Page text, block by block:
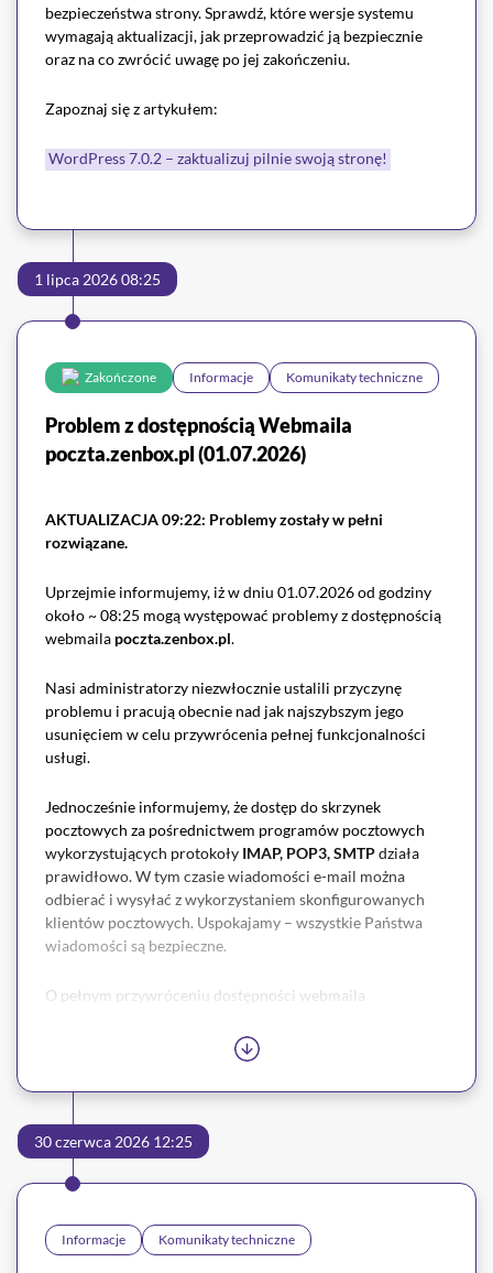
bezpieczeństwa strony. Sprawdź, które wersje systemu
wymagają aktualizacji, jak przeprowadzić ją bezpiecznie
oraz na co zwrócić uwagę po jej zakończeniu.
Zapoznaj się z artykułem:
WordPress 7.0.2 – zaktualizuj pilnie swoją stronę!
1 lipca 2026 08:25
Zakończone Informacje Komunikaty techniczne
Problem z dostępnością Webmaila
poczta.zenbox.pl (01.07.2026)
AKTUALIZACJA 09:22: Problemy zostały w pełni
rozwiązane.
Uprzejmie informujemy, iż w dniu 01.07.2026 od godziny
około ~ 08:25 mogą występować problemy z dostępnością
webmaila poczta.zenbox.pl.
Nasi administratorzy niezwłocznie ustalili przyczynę
problemu i pracują obecnie nad jak najszybszym jego
usunięciem w celu przywrócenia pełnej funkcjonalności
usługi.
Jednocześnie informujemy, że dostęp do skrzynek
pocztowych za pośrednictwem programów pocztowych
wykorzystujących protokoły IMAP, POP3, SMTPdziała
prawidłowo. W tym czasie wiadomości e-mail można
odbierać i wysyłać z wykorzystaniem skonfigurowanych
klientów pocztowych. Uspokajamy – wszystkie Państwa
wiadomości są bezpieczne.
O pełnym przywróceniu dostępności webmaila
Dziękujemy za wyrozumiałość i przepraszamy za powstałe
30 czerwca 2026 12:25
Informacje Komunikaty techniczne